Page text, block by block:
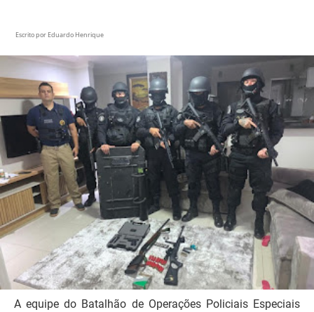
Escrito por Eduardo Henrique
A equipe do Batalhão de Operações Policiais Especiais